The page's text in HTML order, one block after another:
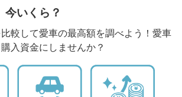
今いくら？
較して愛車の最高額を調べよう！愛車
入資金にしませんか？